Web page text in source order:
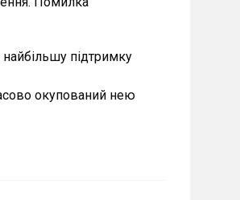
підтримку
окупований нею